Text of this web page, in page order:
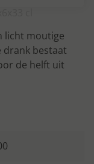
licht moutige
drank bestaat
de helft uit